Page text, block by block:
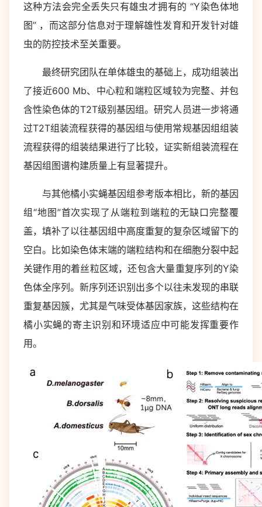
这种方法会完全丢失只有雄虫才拥有的 “Y染色体地
图” ，而这部分信息对于理解雄性发育和开发针对雄
虫的防控技术至关重要。
最终研究团队在单体雄虫的基础上，成功组装出
了接近600 Mb、中心粒和端粒区域较为完整、并包
含性染色体的T2T级别基因组。研究人员进一步将通
过T2T组装流程获得的基因组与使用常规基因组组装
流程获得的组装结果进行了比较，证实新组装流程在
基因组图谱构建质量上有显著提升。
与其他橘小实蝇基因组参考版本相比，新的基因
组“地图”首次实现了从端粒到端粒的无缺口完整覆
盖，填补了以往基因组中高度重复的复杂区域留下的
空白。比如染色体末端的端粒结构和在细胞分裂中起
关键作用的着丝粒区域，还包含大量重复序列的Y染
色体全序列。新序列还识别出多个以往未发现的串联
重复基因簇，尤其是气味受体基因家族，这些结构在
橘小实蝇的寄主识别和环境适应中可能发挥重要作
用。